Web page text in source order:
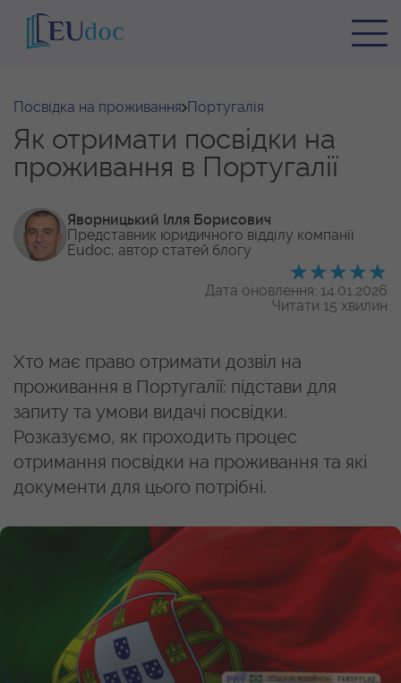
Посвідка на проживання Португалія
Як отримати посвідки на
проживання в Португалії
Яворницький Ілля Борисович
Представник юридичного відділу компанії
Eudoc, автор статей блогу
Дата оновлення: 14.01.2026
Читати 15 хвилин
Хто має право отримати дозвіл на
проживання в Португалії: підстави для
запиту та умови видачі посвідки.
Розказуємо, як проходить процес
отримання посвідки на проживання та які
документи для цього потрібні.